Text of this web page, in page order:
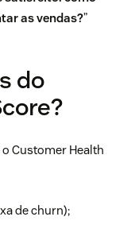
as vendas?”
do
Customer Health
de churn);